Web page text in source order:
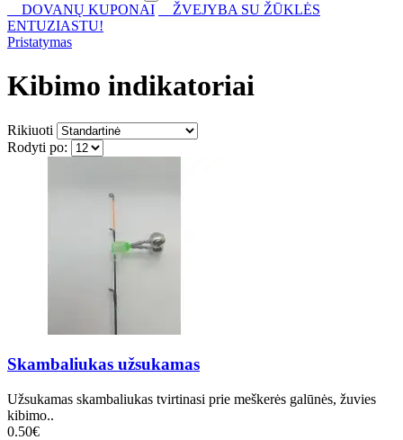
DOVANŲ KUPONAI
ŽVEJYBA SU ŽŪKLĖS
ENTUZIASTU!
Pristatymas
Kibimo indikatoriai
Rikiuoti
Rodyti po:
Skambaliukas užsukamas
Užsukamas skambaliukas tvirtinasi prie meškerės galūnės, žuvies
kibimo..
0.50€